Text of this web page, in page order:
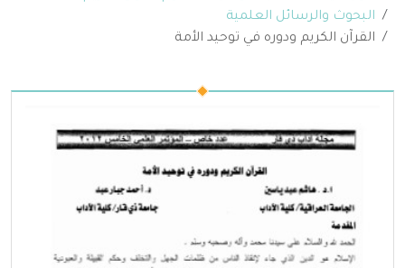
البحوث والرسائل العلمية
القرآن الكريم ودوره في توحيد الأمة